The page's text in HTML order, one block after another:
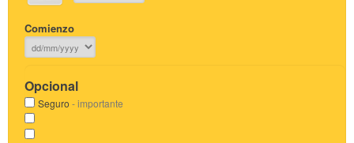
Comienzo
Opcional
Seguro - importante